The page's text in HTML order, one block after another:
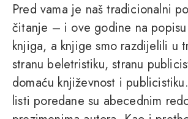
Pred vama je naš tradicionalni
čitanje – i ove godine na
knjiga, a knjige smo razdijelili u
stranu beletristiku, stranu
domaću književnost i
listi poredane su abecednim